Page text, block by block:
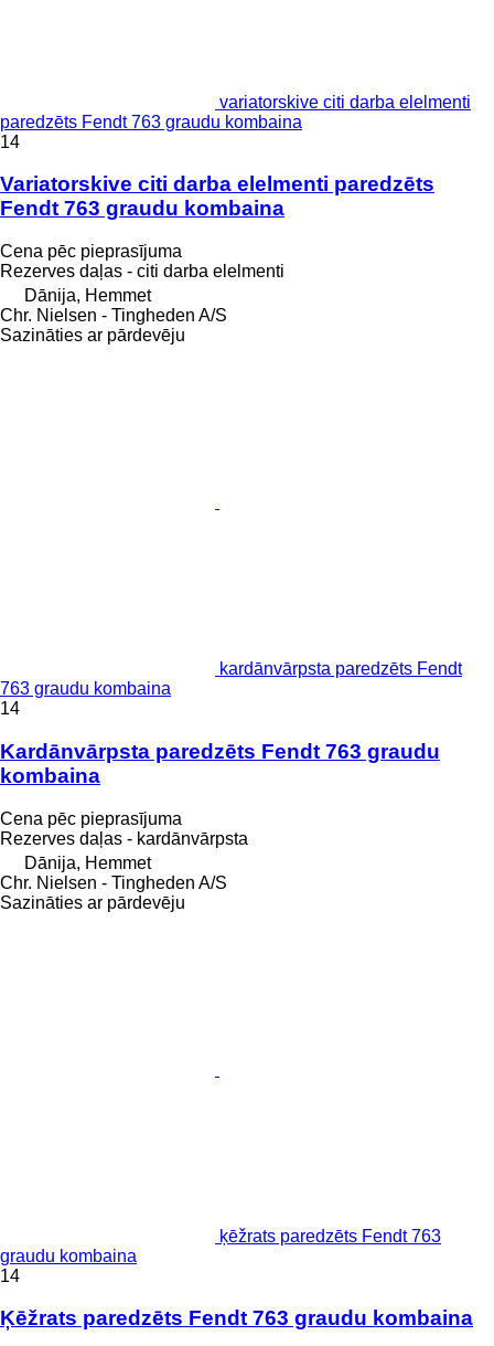
variatorskive citi darba elelmenti
paredzēts Fendt 763 graudu kombaina
14
Variatorskive citi darba elelmenti paredzēts
Fendt 763 graudu kombaina
Cena pēc pieprasījuma
Rezerves daļas - citi darba elelmenti
Dānija, Hemmet
Chr. Nielsen - Tingheden A/S
Sazināties ar pārdevēju
kardānvārpsta paredzēts Fendt
763 graudu kombaina
14
Kardānvārpsta paredzēts Fendt 763 graudu
kombaina
Cena pēc pieprasījuma
Rezerves daļas - kardānvārpsta
Dānija, Hemmet
Chr. Nielsen - Tingheden A/S
Sazināties ar pārdevēju
ķēžrats paredzēts Fendt 763
graudu kombaina
14
Ķēžrats paredzēts Fendt 763 graudu kombaina